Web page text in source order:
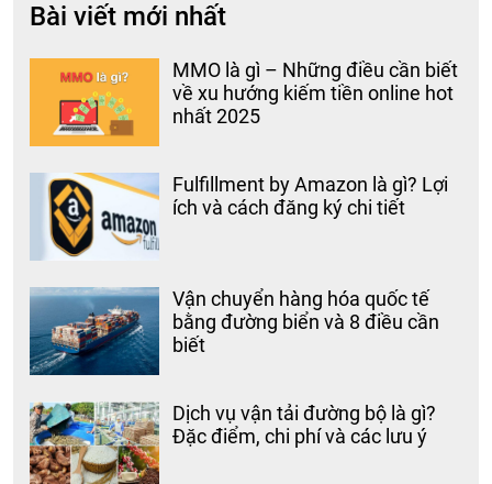
Bài viết mới nhất
MMO là gì – Những điều cần biết
về xu hướng kiếm tiền online hot
nhất 2025
Fulfillment by Amazon là gì? Lợi
ích và cách đăng ký chi tiết
Vận chuyển hàng hóa quốc tế
bằng đường biển và 8 điều cần
biết
Dịch vụ vận tải đường bộ là gì?
Đặc điểm, chi phí và các lưu ý